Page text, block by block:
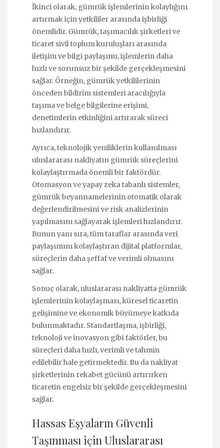
İkinci olarak, gümrük işlemlerinin kolaylığını
artırmak için yetkililer arasında işbirliği
önemlidir. Gümrük, taşımacılık şirketleri ve
ticaret sivil toplum kuruluşları arasında
iletişim ve bilgi paylaşımı, işlemlerin daha
hızlı ve sorunsuz bir şekilde gerçekleşmesini
sağlar. Örneğin, gümrük yetkililerinin
önceden bildirim sistemleri aracılığıyla
taşıma ve belge bilgilerine erişimi,
denetimlerin etkinliğini artırarak süreci
hızlandırır.
Ayrıca, teknolojik yeniliklerin kullanılması
uluslararası nakliyatın gümrük süreçlerini
kolaylaştırmada önemli bir faktördür.
Otomasyon ve yapay zeka tabanlı sistemler,
gümrük beyannamelerinin otomatik olarak
değerlendirilmesini ve risk analizlerinin
yapılmasını sağlayarak işlemleri hızlandırır.
Bunun yanı sıra, tüm taraflar arasında veri
paylaşımını kolaylaştıran dijital platformlar,
süreçlerin daha şeffaf ve verimli olmasını
sağlar.
Sonuç olarak, uluslararası nakliyatta gümrük
işlemlerinin kolaylaşması, küresel ticaretin
gelişimine ve ekonomik büyümeye katkıda
bulunmaktadır. Standartlaşma, işbirliği,
teknoloji ve inovasyon gibi faktörler, bu
süreçleri daha hızlı, verimli ve tahmin
edilebilir hale getirmektedir. Bu da nakliyat
şirketlerinin rekabet gücünü artırırken
ticaretin engelsiz bir şekilde gerçekleşmesini
sağlar.
Hassas Eşyaların Güvenli
Taşınması için Uluslararası